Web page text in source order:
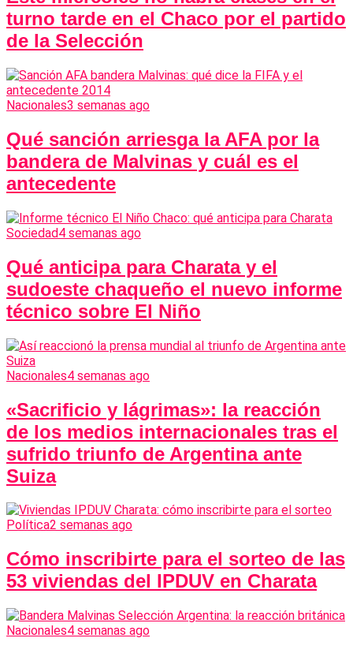
turno tarde en el Chaco por el partido
de la Selección
Nacionales3 semanas ago
Qué sanción arriesga la AFA por la
bandera de Malvinas y cuál es el
antecedente
Sociedad4 semanas ago
Qué anticipa para Charata y el
sudoeste chaqueño el nuevo informe
técnico sobre El Niño
Nacionales4 semanas ago
«Sacrificio y lágrimas»: la reacción
de los medios internacionales tras el
sufrido triunfo de Argentina ante
Suiza
Política2 semanas ago
Cómo inscribirte para el sorteo de las
53 viviendas del IPDUV en Charata
Nacionales4 semanas ago